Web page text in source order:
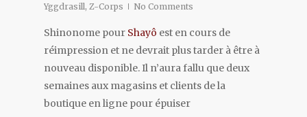
Yggdrasill, Z-Corps No Comments
Shinonome pour Shayô est en cours de
réimpression et ne devrait plus tarder à être à
nouveau disponible. Il n’aura fallu que deux
semaines aux magasins et clients de la
boutique en ligne pour épuiser